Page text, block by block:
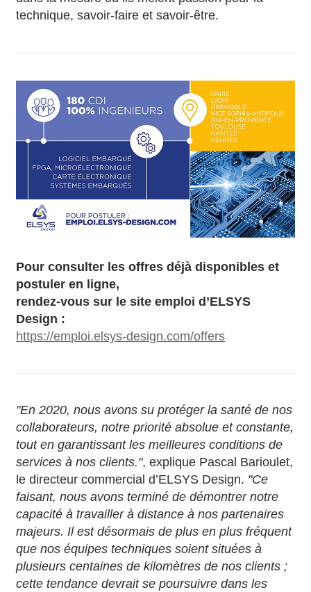
technique, savoir-faire et savoir-être.
Pour consulter les offres déjà disponibles et
postuler en ligne,
rendez-vous sur le site emploi d’ELSYS
Design :
https://emploi.elsys-design.com/offers
"En 2020, nous avons su protéger la santé de nos
collaborateurs, notre priorité absolue et constante,
tout en garantissant les meilleures conditions de
services à nos clients.", explique Pascal Barioulet,
le directeur commercial d’ELSYS Design. "Ce
faisant, nous avons terminé de démontrer notre
capacité à travailler à distance à nos partenaires
majeurs. Il est désormais de plus en plus fréquent
que nos équipes techniques soient situées à
plusieurs centaines de kilomètres de nos clients ;
cette tendance devrait se poursuivre dans les